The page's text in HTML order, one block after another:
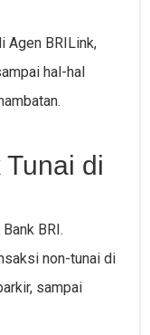
Agen BRILink,
hal-hal
di
BRI.
non-tunai di
sampai